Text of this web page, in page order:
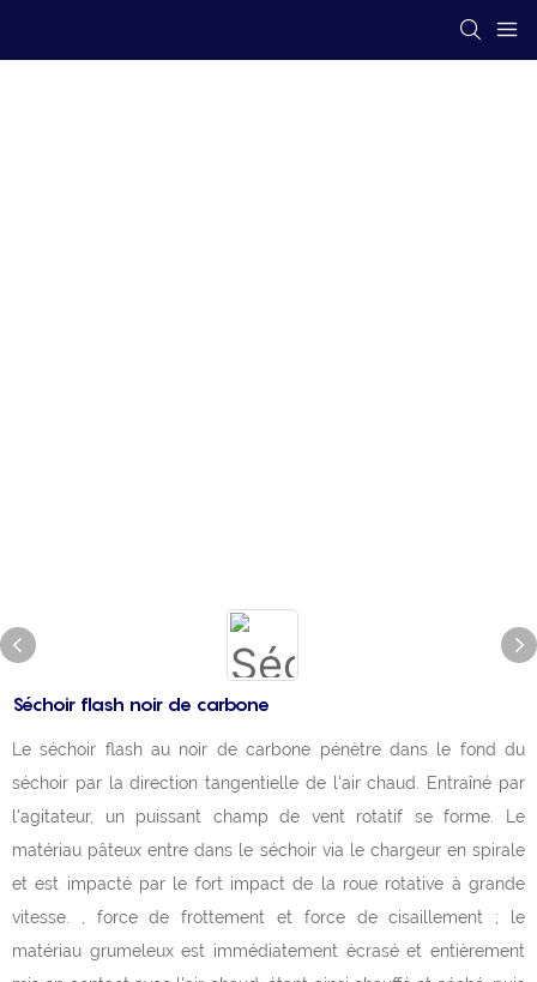
Séchoir flash noir de carbone
Le séchoir flash au noir de carbone pénètre dans le fond du
séchoir par la direction tangentielle de l'air chaud. Entraîné par
l'agitateur, un puissant champ de vent rotatif se forme. Le
matériau pâteux entre dans le séchoir via le chargeur en spirale
et est impacté par le fort impact de la roue rotative à grande
vitesse. , force de frottement et force de cisaillement ; le
matériau grumeleux est immédiatement écrasé et entièrement